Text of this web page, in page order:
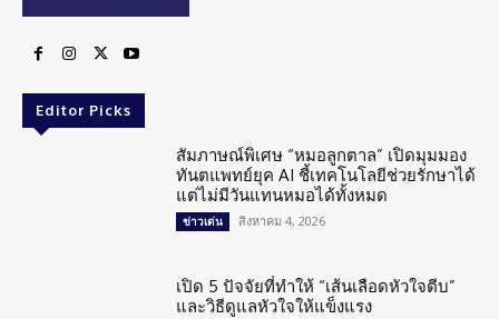
Editor Picks
สัมภาษณ์พิเศษ “หมอลูกตาล” เปิดมุมมอง
ทันตแพทย์ยุค AI ชี้เทคโนโลยีช่วยรักษาได้
แต่ไม่มีวันแทนหมอได้ทั้งหมด
ข่าวเด่น สิงหาคม 4, 2026
เปิด 5 ปัจจัยที่ทำให้ “เส้นเลือดหัวใจตีบ”
และวิธีดูแลหัวใจให้แข็งแรง